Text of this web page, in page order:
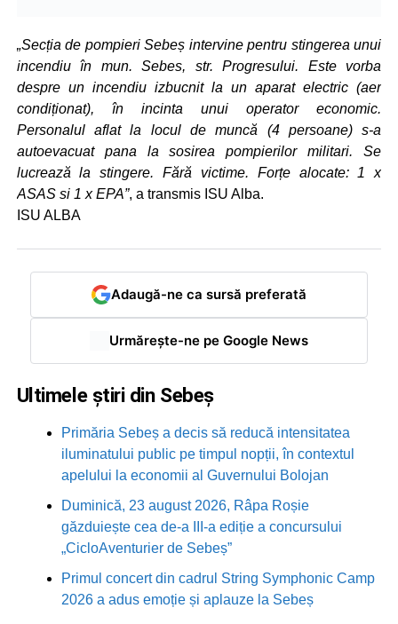
„Secția de pompieri Sebeș intervine pentru stingerea unui
incendiu în mun. Sebes, str. Progresului. Este vorba
despre un incendiu izbucnit la un aparat electric (aer
condiționat), în incinta unui operator economic.
Personalul aflat la locul de muncă (4 persoane) s-a
autoevacuat pana la sosirea pompierilor militari. Se
lucrează la stingere. Fără victime. Forțe alocate: 1 x
ASAS si 1 x EPA”, a transmis ISU Alba.
ISU ALBA
Adaugă-ne ca sursă preferată
Urmărește-ne pe Google News
Ultimele știri din Sebeș
Primăria Sebeș a decis să reducă intensitatea
iluminatului public pe timpul nopții, în contextul
apelului la economii al Guvernului Bolojan
Duminică, 23 august 2026, Râpa Roșie
găzduiește cea de-a III-a ediție a concursului
„CicloAventurier de Sebeș”
Primul concert din cadrul String Symphonic Camp
2026 a adus emoție și aplauze la Sebeș